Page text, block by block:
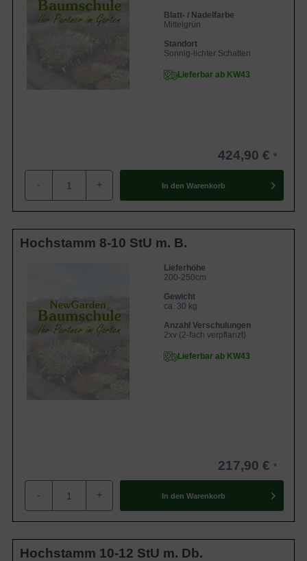
Blatt- / Nadelfarbe
Mittelgrün
Standort
Sonnig-lichter Schatten
Lieferbar ab KW43
424,90 €
- + In den Warenkorb
Hochstamm 8-10 StU m. B.
Lieferhöhe
200-250cm
Gewicht
ca. 30 kg
Anzahl Verschulungen
2xv (2-fach verpflanzt)
Lieferbar ab KW43
217,90 €
- + In den Warenkorb
Hochstamm 10-12 StU m. Db.